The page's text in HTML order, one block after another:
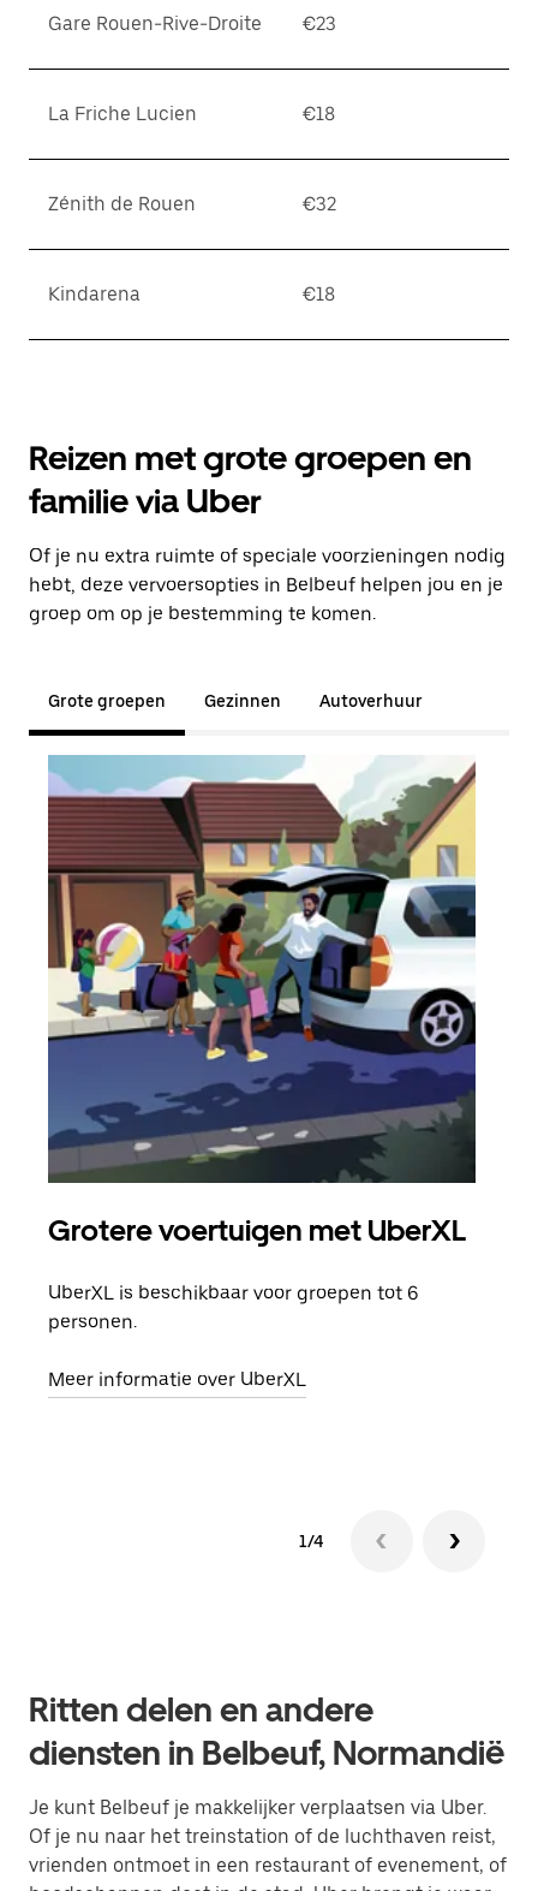
Gare Rouen-Rive-Droite €23
La Friche Lucien €18
Zénith de Rouen €32
Kindarena €18
Reizen met grote groepen en
familie via Uber
Of je nu extra ruimte of speciale voorzieningen nodig
hebt, deze vervoersopties in Belbeuf helpen jou en je
groep om op je bestemming te komen.
Grote groepen Gezinnen Autoverhuur
Grotere voertuigen met UberXL
UberXL is beschikbaar voor groepen tot 6
personen.
Meer informatie over UberXL
1/4
Ritten delen en andere
diensten in Belbeuf, Normandië
Je kunt Belbeuf je makkelijker verplaatsen via Uber.
Of je nu naar het treinstation of de luchthaven reist,
vrienden ontmoet in een restaurant of evenement, of